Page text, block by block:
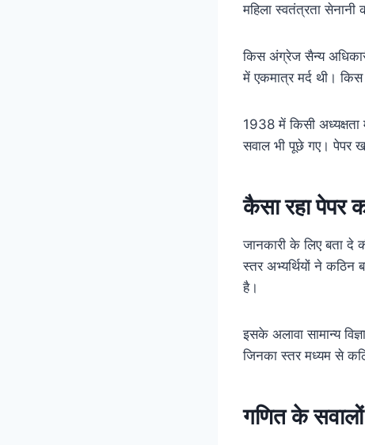
महिला स्वतंत्रता
किस अंग्रेज सैन्य
में एकमात्र मर्द थी।
1938 में किसी अध्यक्षता
सवाल भी पूछे गए। पेपर
कैसा रहा पेपर
जानकारी के लिए बता दे
स्तर अभ्यर्थियों ने कठिन
है।
इसके अलावा सामान्य
जिनका स्तर मध्यम से
गणित के